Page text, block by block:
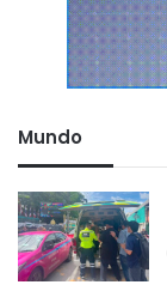
Mundo